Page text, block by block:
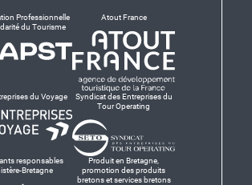
Professionnelle
du Tourisme
Atout France
du Voyage
Syndicat des Entreprises du
Tour Operating
responsables
Bretagne
Produit en Bretagne,
promotion des produits
bretons et services bretons